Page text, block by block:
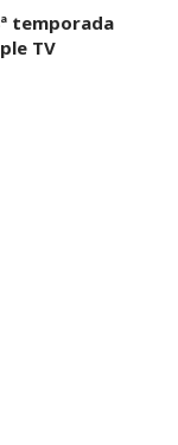
temporada
TV